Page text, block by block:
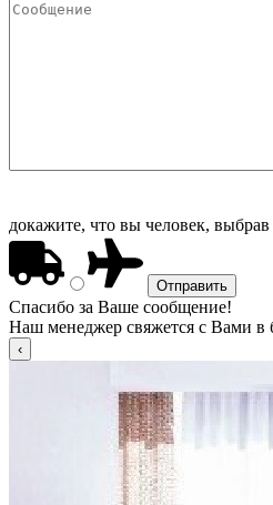
докажите, что вы человек, выбрав
Спасибо за Ваше сообщение!
Наш менеджер свяжется с Вами в